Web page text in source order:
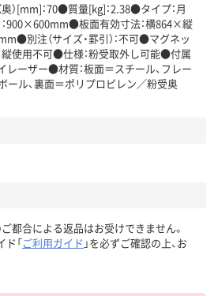
）[mm]：70●質量[kg]：2.38●タイプ：月
900×600mm●板面有効寸法：横864×縦
別注（サイズ・罫引）：不可●マグネッ
縦使用不可●仕様：粉受取外し可能●付属
イレーザー●材質：板面＝スチール、フレー
ール、裏面＝ポリプロピレン／粉受奥
ご都合による返品はお受けできません。
ド「ご利用ガイド 」を必ずご確認の上、お